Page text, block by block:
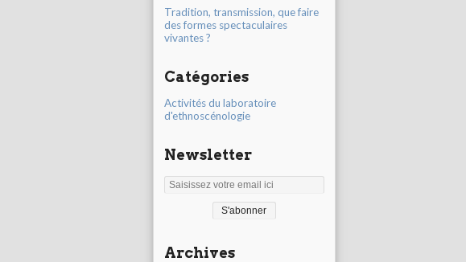
Tradition, transmission, que faire
des formes spectaculaires
vivantes ?
Catégories
Activités du laboratoire
d'ethnoscénologie
Newsletter
Archives